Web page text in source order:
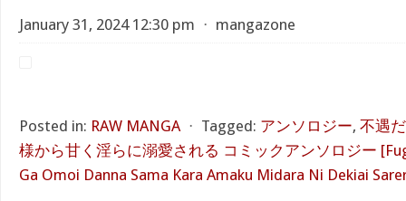
January 31, 2024 12:30 pm ⋅ mangazone
Posted in: RAW MANGA ⋅ Tagged: アンソロジー, 不遇
様から甘く淫らに溺愛される コミックアンソロジー
Ga Omoi Danna Sama Kara Amaku Midara Ni Dekiai